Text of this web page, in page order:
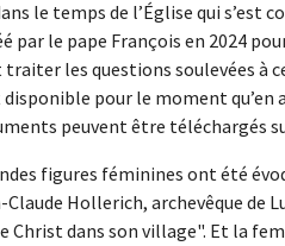
le temps de l’Église qui s’est
par le pape François en 2024
traiter les questions soulevées à
pour le moment
peuvent être téléchargés
figures féminines ont été
Claude Hollerich, archevêque de
Christ dans son village". Et la